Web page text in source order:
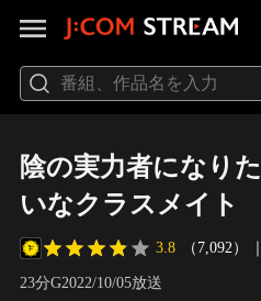
陰の実力者になり
いなクラスメイト
3.8 （7,092） ｜
23分G2022/10/05放送